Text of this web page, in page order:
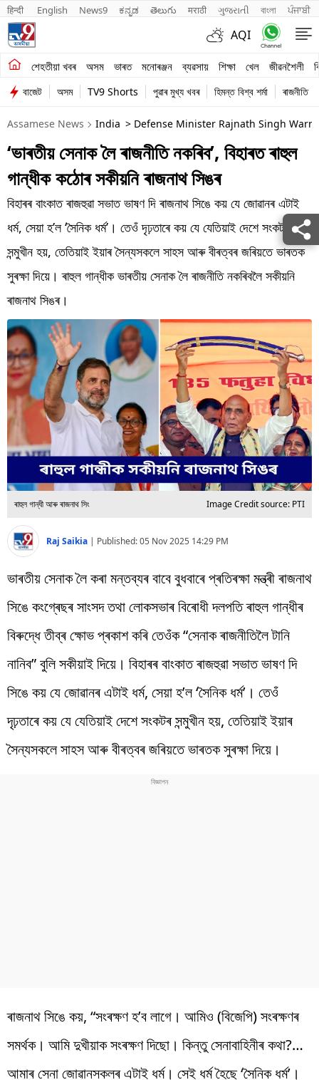
हिन्दी English News9 ಕನ್ನಡ తెలుగు मराठी ગુજરાતી বাংলা ਪੰਜਾਬੀ
AQI
শেহতীয়া খবৰ অসম ভাৰত মনোৰঞ্জন ব্যৱসায় শিক্ষা খেল জীৱনশৈলী
শেহতীয়া খবৰ
অসম
ভাৰত
মনোৰঞ্জন
ব্যৱসায়
শিক্ষা
খেল
জীৱনশৈলী
বিশ্ব
প্ৰযুক্তি
Videos
বাজেট অসম TV9 Shorts পুৱাৰ মুখ্য খবৰ হিমন্ত বিশ্ব শৰ্মা ৰাজনীতি
Assamese News India > Defense Minister Rajnath Singh
‘ভাৰতীয় সেনাক লৈ ৰাজনীতি নকৰিব’, বিহাৰত ৰাহুল
গান্ধীক কঠোৰ সকীয়নি ৰাজনাথ সিঙৰ
বিহাৰৰ বাংকাত ৰাজহুৱা সভাত ভাষণ দি ৰাজনাথ সিঙে কয় যে জোৱানৰ এটাই
ধৰ্ম, সেয়া হ’ল ‘সৈনিক ধৰ্ম’। তেওঁ দৃঢ়তাৰে কয় যে যেতিয়াই দেশে সংকটৰ
সন্মুখীন হয়, তেতিয়াই ইয়াৰ সৈন্যসকলে সাহস আৰু বীৰত্বৰ জৰিয়তে ভাৰতক
সুৰক্ষা দিয়ে। ৰাহুল গান্ধীক ভাৰতীয় সেনাক লৈ ৰাজনীতি নকৰিবলৈ সকীয়নি
ৰাজনাথ সিঙৰ।
ৰাহুল গান্ধী আৰু ৰাজনাথ সিং Image Credit source: PTI
Raj Saikia | Published:05 Nov 2025 14:29 PM
ভাৰতীয় সেনাক লৈ কৰা মন্তব্যৰ বাবে বুধবাৰে প্ৰতিৰক্ষা মন্ত্ৰী ৰাজনাথ
সিঙে কংগ্ৰেছৰ সাংসদ তথা লোকসভাৰ বিৰোধী দলপতি ৰাহুল গান্ধীৰ
বিৰুদ্ধে তীব্ৰ ক্ষোভ প্ৰকাশ কৰি তেওঁক “সেনাক ৰাজনীতিলৈ টানি
নানিব” বুলি সকীয়াই দিয়ে। বিহাৰৰ বাংকাত ৰাজহুৱা সভাত ভাষণ দি
সিঙে কয় যে জোৱানৰ এটাই ধৰ্ম, সেয়া হ’ল ‘সৈনিক ধৰ্ম’। তেওঁ
দৃঢ়তাৰে কয় যে যেতিয়াই দেশে সংকটৰ সন্মুখীন হয়, তেতিয়াই ইয়াৰ
সৈন্যসকলে সাহস আৰু বীৰত্বৰ জৰিয়তে ভাৰতক সুৰক্ষা দিয়ে।
ৰাজনাথ সিঙে কয়, “সংৰক্ষণ হ’ব লাগে। আমিও (বিজেপি) সংৰক্ষণৰ
সমৰ্থক। আমি দুখীয়াক সংৰক্ষণ দিছো। কিন্তু সেনাবাহিনীৰ কথা?…
আমাৰ সেনা জোৱানসকলৰ এটাই ধৰ্ম। সেই ধৰ্ম হৈছে ‘সৈনিক ধৰ্ম’।